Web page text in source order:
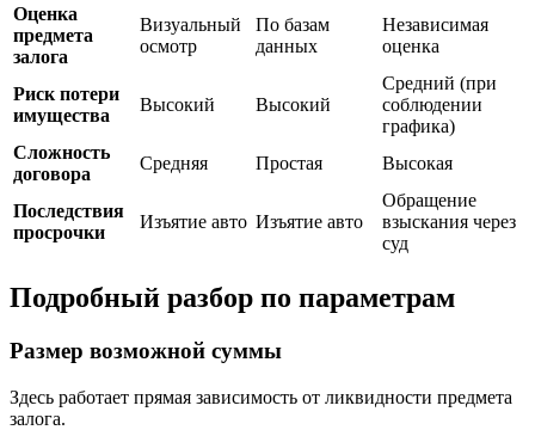
Оценка
предмета
залога
Визуальный
осмотр
По базам
данных
Независимая
оценка
Риск потери
имущества
Высокий Высокий
Средний (при
соблюдении
графика)
Сложность
договора
Средняя Простая Высокая
Последствия
просрочки
Изъятие авто Изъятие авто
Обращение
взыскания через
суд
Подробный разбор по параметрам
Размер возможной суммы
Здесь работает прямая зависимость от ликвидности предмета
залога.